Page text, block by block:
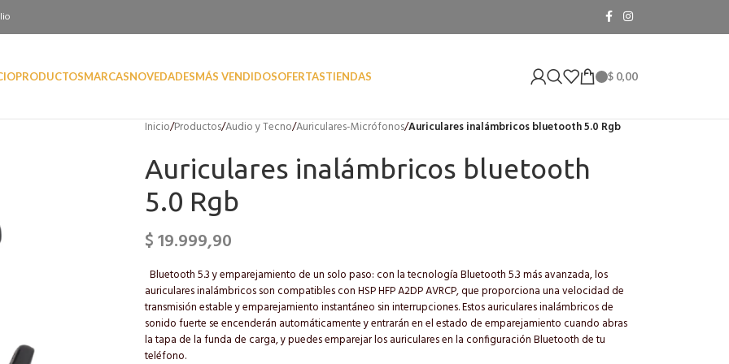
PRODUCTOSMARCASNOVEDADESMÁS VENDIDOSOFERTASTIENDAS $ 0,00
Inicio/Productos/Audio y Tecno/Auriculares-Micrófonos/Auriculares inalámbricos bluetooth 5.0 Rgb
Auriculares inalámbricos bluetooth
5.0 Rgb
$19.999,90
Bluetooth 5.3 y emparejamiento de un solo paso: con la tecnología Bluetooth 5.3 más avanzada, los
auriculares inalámbricos son compatibles con HSP HFP A2DP AVRCP, que proporciona una velocidad de
transmisión estable y emparejamiento instantáneo sin interrupciones. Estos auriculares inalámbricos de
sonido fuerte se encenderán automáticamente y entrarán en el estado de emparejamiento cuando abras
la tapa de la funda de carga, y puedes emparejar los auriculares en la configuración Bluetooth de tu
teléfono.